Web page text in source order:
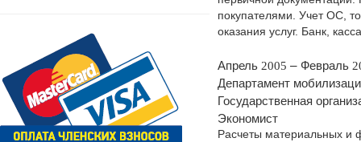
покупателями. Учет ОС,
оказания услуг. Банк,
Апрель 2005 – Февраль
Департамент
Государственная
Экономист
Расчеты материальных и